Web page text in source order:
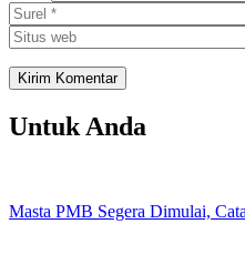
Untuk Anda
Masta PMB Segera Dimulai,